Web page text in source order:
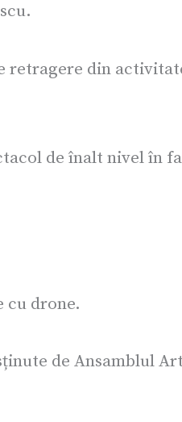
retragere din
de înalt nivel în
cu drone.
de Ansamblul